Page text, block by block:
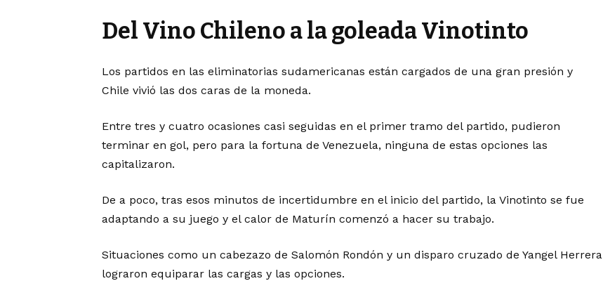
Del Vino Chileno a la goleada Vinotinto
Los partidos en las eliminatorias sudamericanas están cargados de una gran presión y
Chile vivió las dos caras de la moneda.
Entre tres y cuatro ocasiones casi seguidas en el primer tramo del partido, pudieron
terminar en gol, pero para la fortuna de Venezuela, ninguna de estas opciones las
capitalizaron.
De a poco, tras esos minutos de incertidumbre en el inicio del partido, la Vinotinto se fue
adaptando a su juego y el calor de Maturín comenzó a hacer su trabajo.
Situaciones como un cabezazo de Salomón Rondón y un disparo cruzado de Yangel Herrera
lograron equiparar las cargas y las opciones.